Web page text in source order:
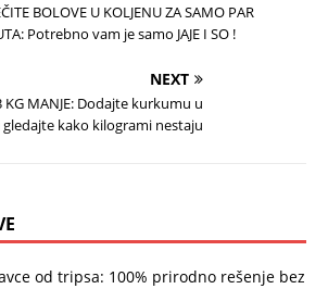
BOLOVE U KOLJENU ZA SAMO PAR
Potrebno vam je samo JAJE I SO !
NEXT
KG MANJE: Dodajte kurkumu u
kako kilogrami nestaju
od tripsa: 100% prirodno rešenje bez